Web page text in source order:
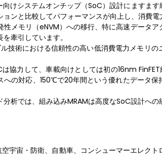
けシステムオンチップ（SoC）設計にますま
ンと比較してパフォーマンスが向上し、消費電
メモリ（eNVM）への移行、特に高速データ
牽引しています。
技術における信頼性の高い低消費電力メモリ
協力して、車載向けとしては初の16nm
への対応、150℃で20年間という優れたデータ
析では、組み込みMRAMは高度なSoC設計へ
宇宙・防衛、自動車、コンシューマーエレク